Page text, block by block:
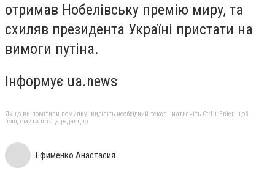
отримав Нобелівську премію миру, та
схиляв президента Україні пристати на
вимоги путіна.
Інформує ua.news
Якщо ви помітили помилку, виділіть необхідний текст і натисніть Ctrl + Enter, щоб
повідомити про це редакцію
Ефименко Анастасия